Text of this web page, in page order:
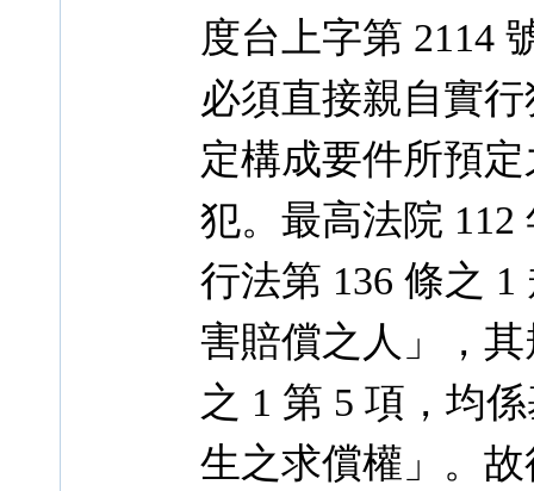
度台上字第 2114
必須直接親自實
定構成要件所預
犯。最高法院 112
行法第 136 條之
害賠償之人」，
之 1 第 5 項，均
生之求償權」。